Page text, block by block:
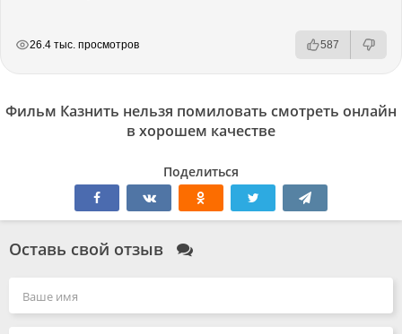
26.4 тыс. просмотров 587
Фильм Казнить нельзя помиловать смотреть онлайн
в хорошем качестве
Поделиться
Оставь свой отзыв